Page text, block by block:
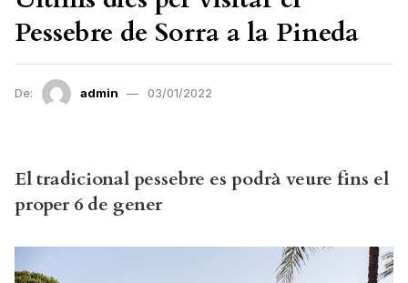
Pessebre de Sorra a la Pineda
De: admin 03/01/2022
El tradicional pessebre es podrà veure fins el
proper 6 de gener